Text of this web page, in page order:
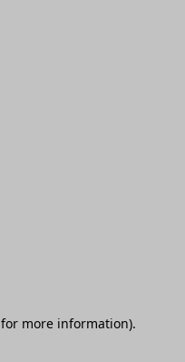
for more information).